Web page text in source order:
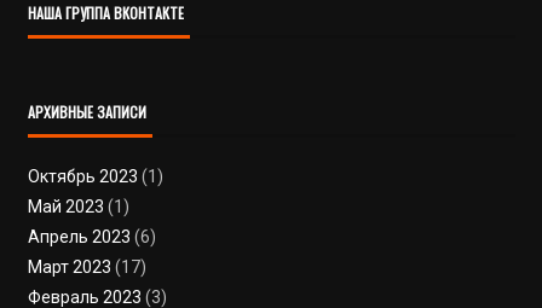
НАША ГРУППА ВКОНТАКТЕ
АРХИВНЫЕ ЗАПИСИ
Октябрь 2023 (1)
Май 2023 (1)
Апрель 2023 (6)
Март 2023 (17)
Февраль 2023 (3)